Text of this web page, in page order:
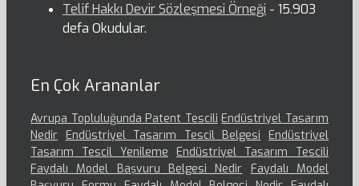
Telif Hakkı Devir Sözleşmesi Örneği - 15.903
defa Okudular.
En Çok Arananlar
Avrupa Topluluğunda Patent Tescili Endüstriyel Tasarım
Nedir Endüstriyel Tasarım Tescil Belgesi
Endüstriyel
Tasarım Tescil Yenileme
Endüstriyel Tasarım Tescili
Faydalı Model Başvuru Belgesi Nedir
Faydalı Model